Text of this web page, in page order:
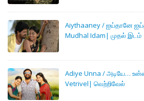
Aiythaaney / ஐய்தானே
Mudhal Idam| முதல் இடம்
Adiye Unna / அடியே…
Vetrivel| வெற்றிவேல்